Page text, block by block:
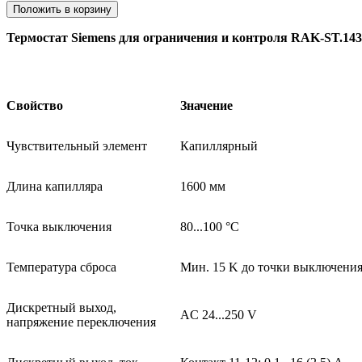
Положить в корзину
Термостат Siemens для ограничения и контроля RAK-
Свойство Значение
Чувствительный элемент Капиллярный
Длина капилляра 1600 мм
Точка выключения 80...100 °C
Температура сброса Мин. 15 K до точки выключения
Дискретный выход,
напряжение переключения
AC 24...250 V